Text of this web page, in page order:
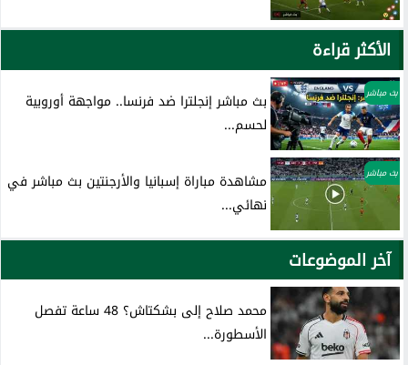
الأكثر قراءة
بث مباشر
بث مباشر إنجلترا ضد فرنسا.. مواجهة أوروبية
لحسم...
بث مباشر
مشاهدة مباراة إسبانيا والأرجنتين بث مباشر في
نهائي...
آخر الموضوعات
محمد صلاح إلى بشكتاش؟ 48 ساعة تفصل
الأسطورة...